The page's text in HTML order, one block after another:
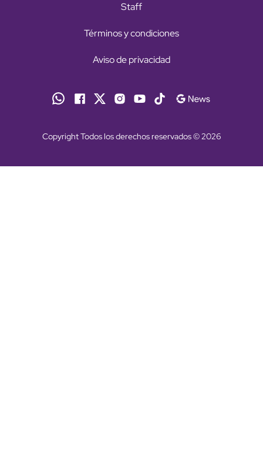
Staff
Términos y condiciones
Aviso de privacidad
Copyright Todos los derechos reservados © 2026